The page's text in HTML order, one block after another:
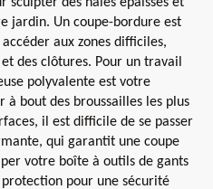
jardin. Un coupe-bordure est
aux zones difficiles,
des clôtures. Pour un travail
polyvalente est votre
bout des broussailles les plus
il est difficile de se passer
qui garantit une coupe
votre boîte à outils de gants
pour une sécurité